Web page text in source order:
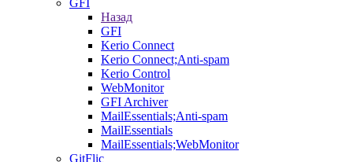
GFI
Назад
GFI
Kerio Connect
Kerio Connect;Anti-spam
Kerio Control
WebMonitor
GFI Archiver
MailEssentials;Anti-spam
MailEssentials
MailEssentials;WebMonitor
GitFlic